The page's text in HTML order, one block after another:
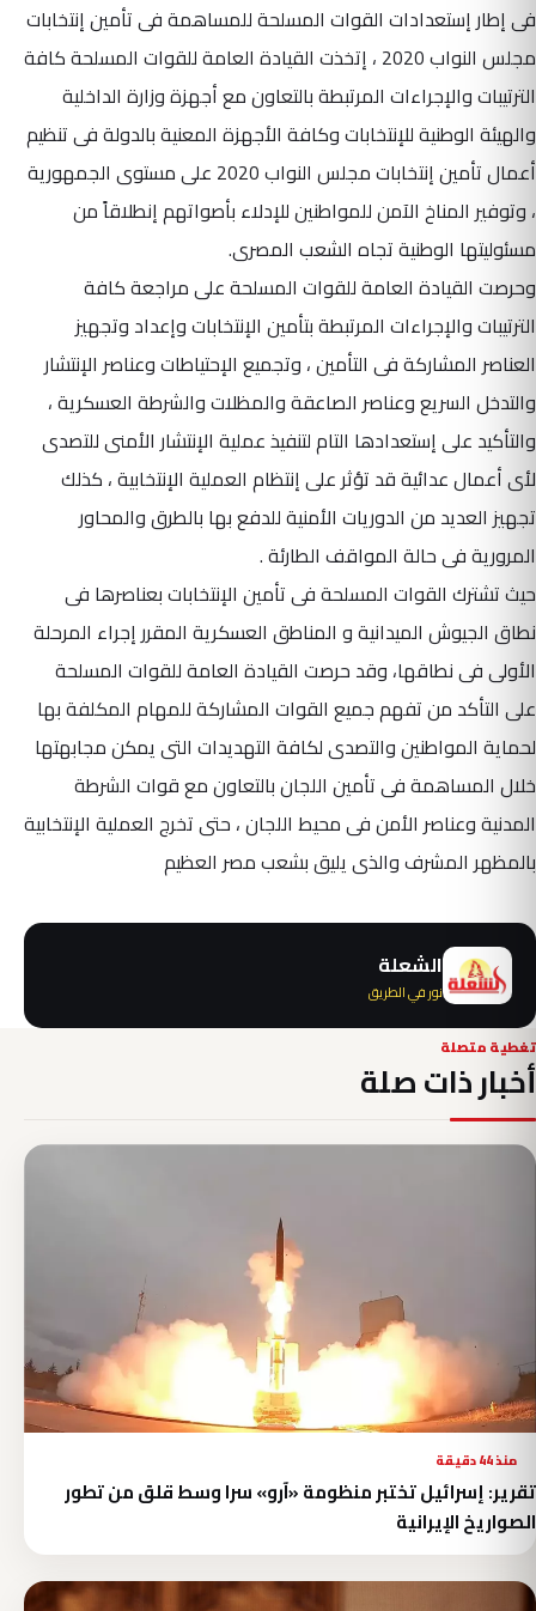
فى إطار إستعدادات القوات المسلحة للمساهمة فى تأمين إنتخابات
مجلس النواب 2020 ، إتخذت القيادة العامة للقوات المسلحة كافة
الترتيبات والإجراءات المرتبطة بالتعاون مع أجهزة وزارة الداخلية
والهيئة الوطنية للإنتخابات وكافة الأجهزة المعنية بالدولة فى تنظيم
أعمال تأمين إنتخابات مجلس النواب 2020 على مستوى الجمهورية
، وتوفير المناخ الآمن للمواطنين للإدلاء بأصواتهم إنطلاقاً من
مسئوليتها الوطنية تجاه الشعب المصرى.
وحرصت القيادة العامة للقوات المسلحة على مراجعة كافة
الترتيبات والإجراءات المرتبطة بتأمين الإنتخابات وإعداد وتجهيز
العناصر المشاركة فى التأمين ، وتجميع الإحتياطات وعناصر الإنتشار
والتدخل السريع وعناصر الصاعقة والمظلات والشرطة العسكرية ،
والتأكيد على إستعدادها التام لتنفيذ عملية الإنتشار الأمنى للتصدى
لأى أعمال عدائية قد تؤثر على إنتظام العملية الإنتخابية ، كذلك
تجهيز العديد من الدوريات الأمنية للدفع بها بالطرق والمحاور
المرورية فى حالة المواقف الطارئة .
حيث تشترك القوات المسلحة فى تأمين الإنتخابات بعناصرها فى
نطاق الجيوش الميدانية و المناطق العسكرية المقرر إجراء المرحلة
الأولى فى نطاقها، وقد حرصت القيادة العامة للقوات المسلحة
على التأكد من تفهم جميع القوات المشاركة للمهام المكلفة بها
لحماية المواطنين والتصدى لكافة التهديدات التى يمكن مجابهتها
خلال المساهمة فى تأمين اللجان بالتعاون مع قوات الشرطة
المدنية وعناصر الأمن فى محيط اللجان ، حتى تخرج العملية الإنتخابية
بالمظهر المشرف والذى يليق بشعب مصر العظيم
الشعلة
نور في الطريق
تغطية متصلة
أخبار ذات صلة
منذ 44 دقيقة
تقرير: إسرائيل تختبر منظومة «آرو» سرا وسط قلق من تطور
الصواريخ الإيرانية